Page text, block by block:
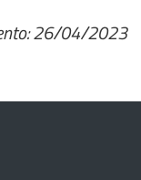
26/04/2023